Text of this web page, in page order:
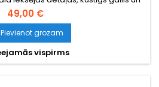
marķējumi.
49,00 €
Pievienot grozam
vispirms